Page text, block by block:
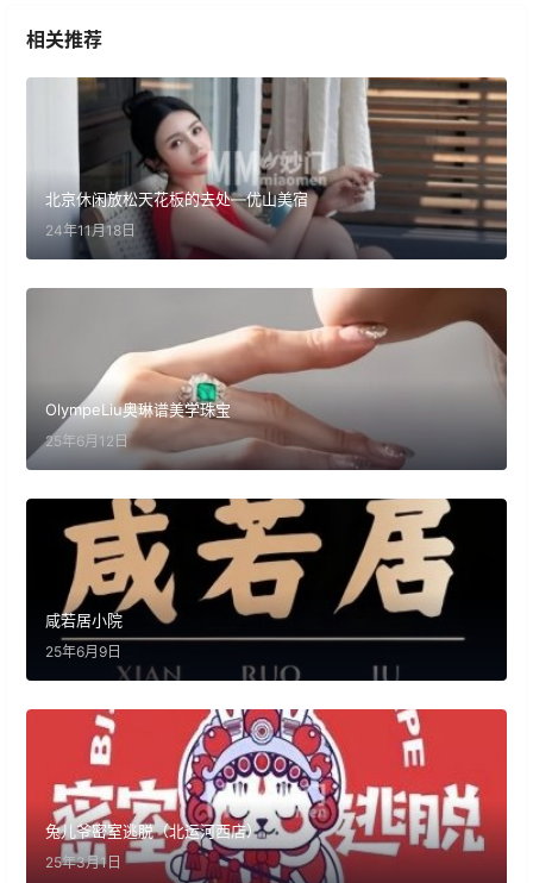
相关推荐
北京休闲放松天花板的去处—优山美宿
24年11月18日
OlympeLiu奥琳谱美学珠宝
25年6月12日
咸若居小院
25年6月9日
兔儿爷密室逃脱（北运河西店）
25年3月1日